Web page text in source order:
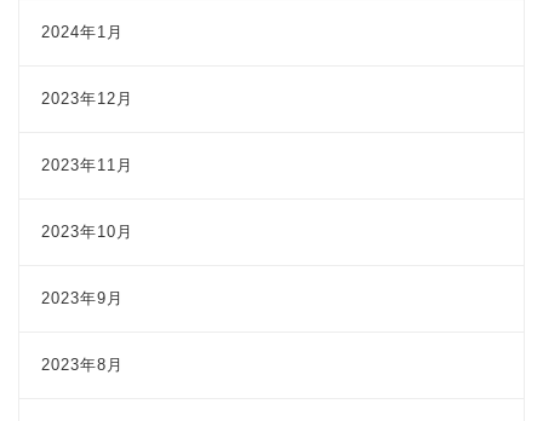
2024年1月
2023年12月
2023年11月
2023年10月
2023年9月
2023年8月